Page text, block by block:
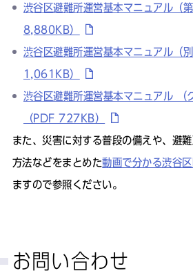
渋谷区避難所運営基本マニュアル（
8,880KB）
渋谷区避難所運営基本マニュアル（
1,061KB）
渋谷区避難所運営基本マニュアル （
（PDF 727KB）
また、災害に対する普段の備えや、避
方法などをまとめた動画で分かる渋谷
ますので参照ください。
お問い合わせ